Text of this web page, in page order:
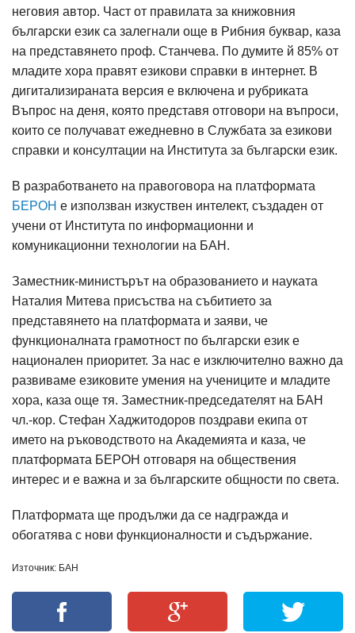
неговия автор. Част от правилата за книжовния
български език са залегнали още в Рибния буквар, каза
на представянето проф. Станчева. По думите й 85% от
младите хора правят езикови справки в интернет. В
дигитализираната версия е включена и рубриката
Въпрос на деня, която представя отговори на въпроси,
които се получават ежедневно в Службата за езикови
справки и консултации на Института за български език.
В разработването на правоговора на платформата
БЕРОН е използван изкуствен интелект, създаден от
учени от Института по информационни и
комуникационни технологии на БАН.
Заместник-министърът на образованието и науката
Наталия Митева присъства на събитието за
представянето на платформата и заяви, че
функционалната грамотност по български език е
национален приоритет. За нас е изключително важно да
развиваме езиковите умения на учениците и младите
хора, каза още тя. Заместник-председателят на БАН
чл.-кор. Стефан Хаджитодоров поздрави екипа от
името на ръководството на Академията и каза, че
платформата БЕРОН отговаря на обществения
интерес и е важна и за българските общности по света.
Платформата ще продължи да се надгражда и
обогатява с нови функционалности и съдържание.
Източник: БАН